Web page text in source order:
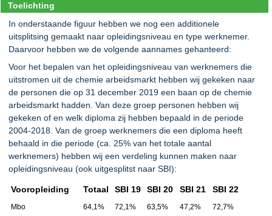
Toelichting
In onderstaande figuur hebben we nog een additionele
uitsplitsing gemaakt naar opleidingsniveau en type werknemer.
Daarvoor hebben we de volgende aannames gehanteerd:
Voor het bepalen van het opleidingsniveau van werknemers die
uitstromen uit de chemie arbeidsmarkt hebben wij gekeken naar
de personen die op 31 december 2019 een baan op de chemie
arbeidsmarkt hadden. Van deze groep personen hebben wij
gekeken of en welk diploma zij hebben bepaald in de periode
2004-2018. Van de groep werknemers die een diploma heeft
behaald in die periode (ca. 25% van het totale aantal
werknemers) hebben wij een verdeling kunnen maken naar
opleidingsniveau (ook uitgesplitst naar SBI):
Vooropleiding Totaal SBI 19 SBI 20 SBI 21 SBI 22
Mbo 64,1% 72,1% 63,5% 47,2%
72,7%